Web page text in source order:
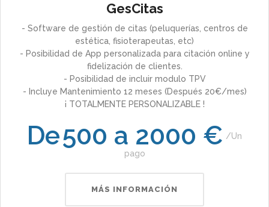
GesCitas
- Software de gestión de citas (peluquerías, centros de
estética, fisioterapeutas, etc)
- Posibilidad de App personalizada para citación online y
fidelización de clientes.
- Posibilidad de incluir modulo TPV
- Incluye Mantenimiento 12 meses (Después 20€/mes)
¡ TOTALMENTE PERSONALIZABLE !
De500 a 2000 €
Un
pago
MÁS INFORMACIÓN